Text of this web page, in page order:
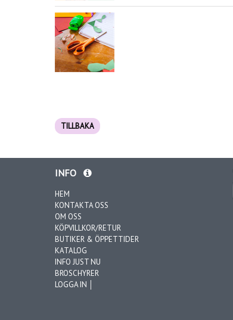
TILLBAKA
INFO
HEM
KONTAKTA OSS
OM OSS
KÖPVILLKOR/RETUR
BUTIKER & ÖPPETTIDER
KATALOG
INFO JUST NU
BROSCHYRER
LOGGA IN │